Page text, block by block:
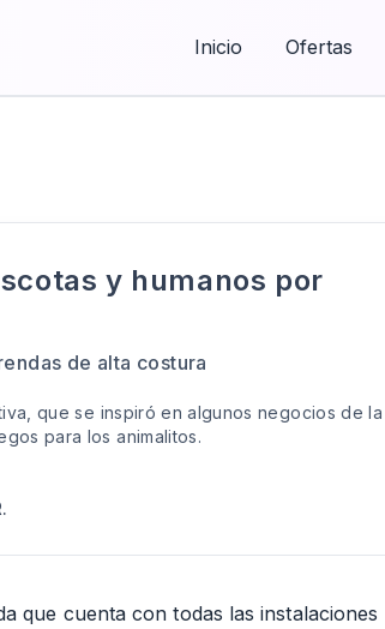
Inicio Ofertas
y humanos por
de alta costura
que se inspiró en algunos negocios de la
para los animalitos.
que cuenta con todas las instalaciones